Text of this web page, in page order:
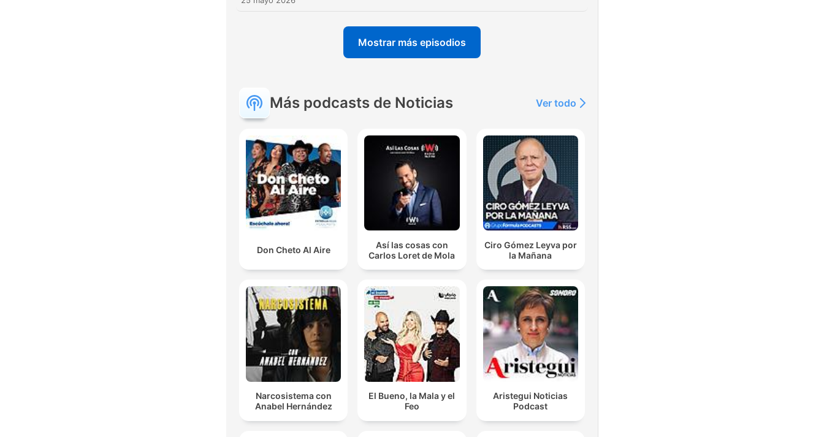
Mostrar más episodios
Más podcasts de Noticias Ver todo
Don Cheto Al Aire
Así las cosas con
Carlos Loret de Mola
Ciro Gómez Leyva por
la Mañana
Narcosistema con
Anabel Hernández
El Bueno, la Mala y el
Feo
Aristegui Noticias
Podcast